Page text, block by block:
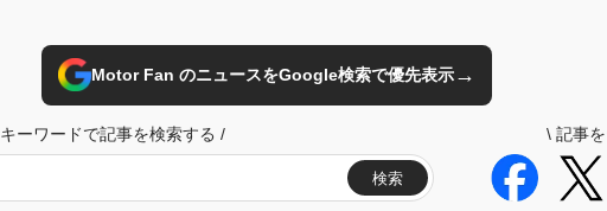
Motor Fan のニュースをGoogle検索で優先表示→
キーワードで記事を検索する /
検索
\ 記事